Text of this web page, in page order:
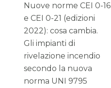
Nuove norme CEI 0-16
e CEI 0-21 (edizioni
2022): cosa cambia.
Gli impianti di
rivelazione incendio
secondo la nuova
norma UNI 9795